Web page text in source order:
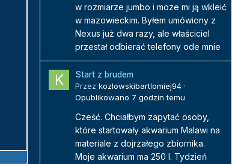
w rozmiarze jumbo i moze mi ją wkleić
w mazowieckim. Byłem umówiony z
Nexus już dwa razy, ale właściciel
przestał odbierać telefony ode mnie
Start z brudem
Przez kozlowskibartlomiej94 ·
Opublikowano 7 godzin temu
Cześć. Chciałbym zapytać osoby,
które startowały akwarium Malawi na
materiale z dojrzałego zbiornika.
Moje akwarium ma 250 l. Tydzień